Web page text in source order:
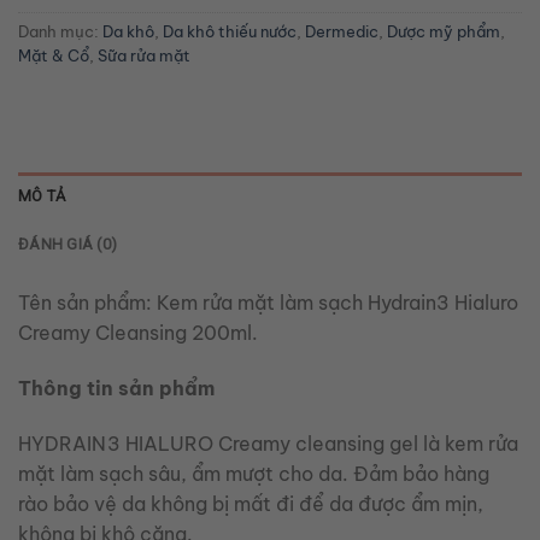
Danh mục: Da khô Da khô thiếu nước Dermedic Dược mỹ phẩm
Mặt & Cổ Sữa rửa mặt
MÔ TẢ
ĐÁNH GIÁ (0)
Tên sản phẩm: Kem rửa mặt làm sạch Hydrain3 Hialuro
Creamy Cleansing 200ml.
Thông tin sản phẩm
HYDRAIN3 HIALURO Creamy cleansing gel là kem rửa
mặt làm sạch sâu, ẩm mượt cho da. Đảm bảo hàng
rào bảo vệ da không bị mất đi để da được ẩm mịn,
không bị khô căng.